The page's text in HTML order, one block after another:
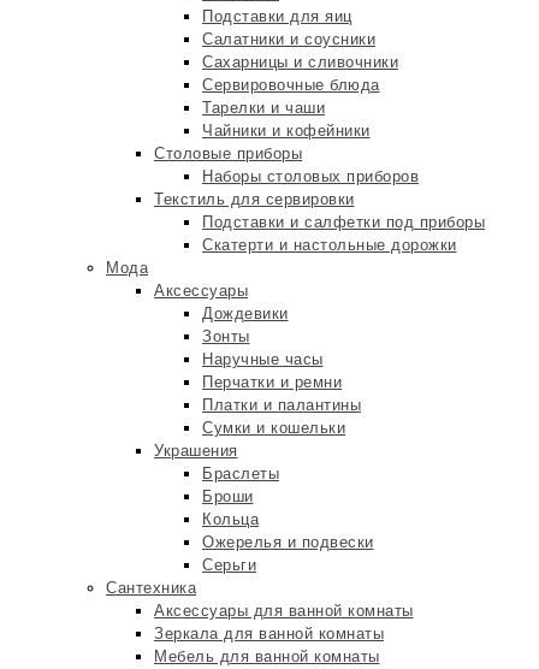
Подставки для яиц
Салатники и соусники
Сахарницы и сливочники
Сервировочные блюда
Тарелки и чаши
Чайники и кофейники
Столовые приборы
Наборы столовых приборов
Текстиль для сервировки
Подставки и салфетки под приборы
Скатерти и настольные дорожки
Мода
Аксессуары
Дождевики
Зонты
Наручные часы
Перчатки и ремни
Платки и палантины
Сумки и кошельки
Украшения
Браслеты
Броши
Кольца
Ожерелья и подвески
Серьги
Сантехника
Аксессуары для ванной комнаты
Зеркала для ванной комнаты
Мебель для ванной комнаты